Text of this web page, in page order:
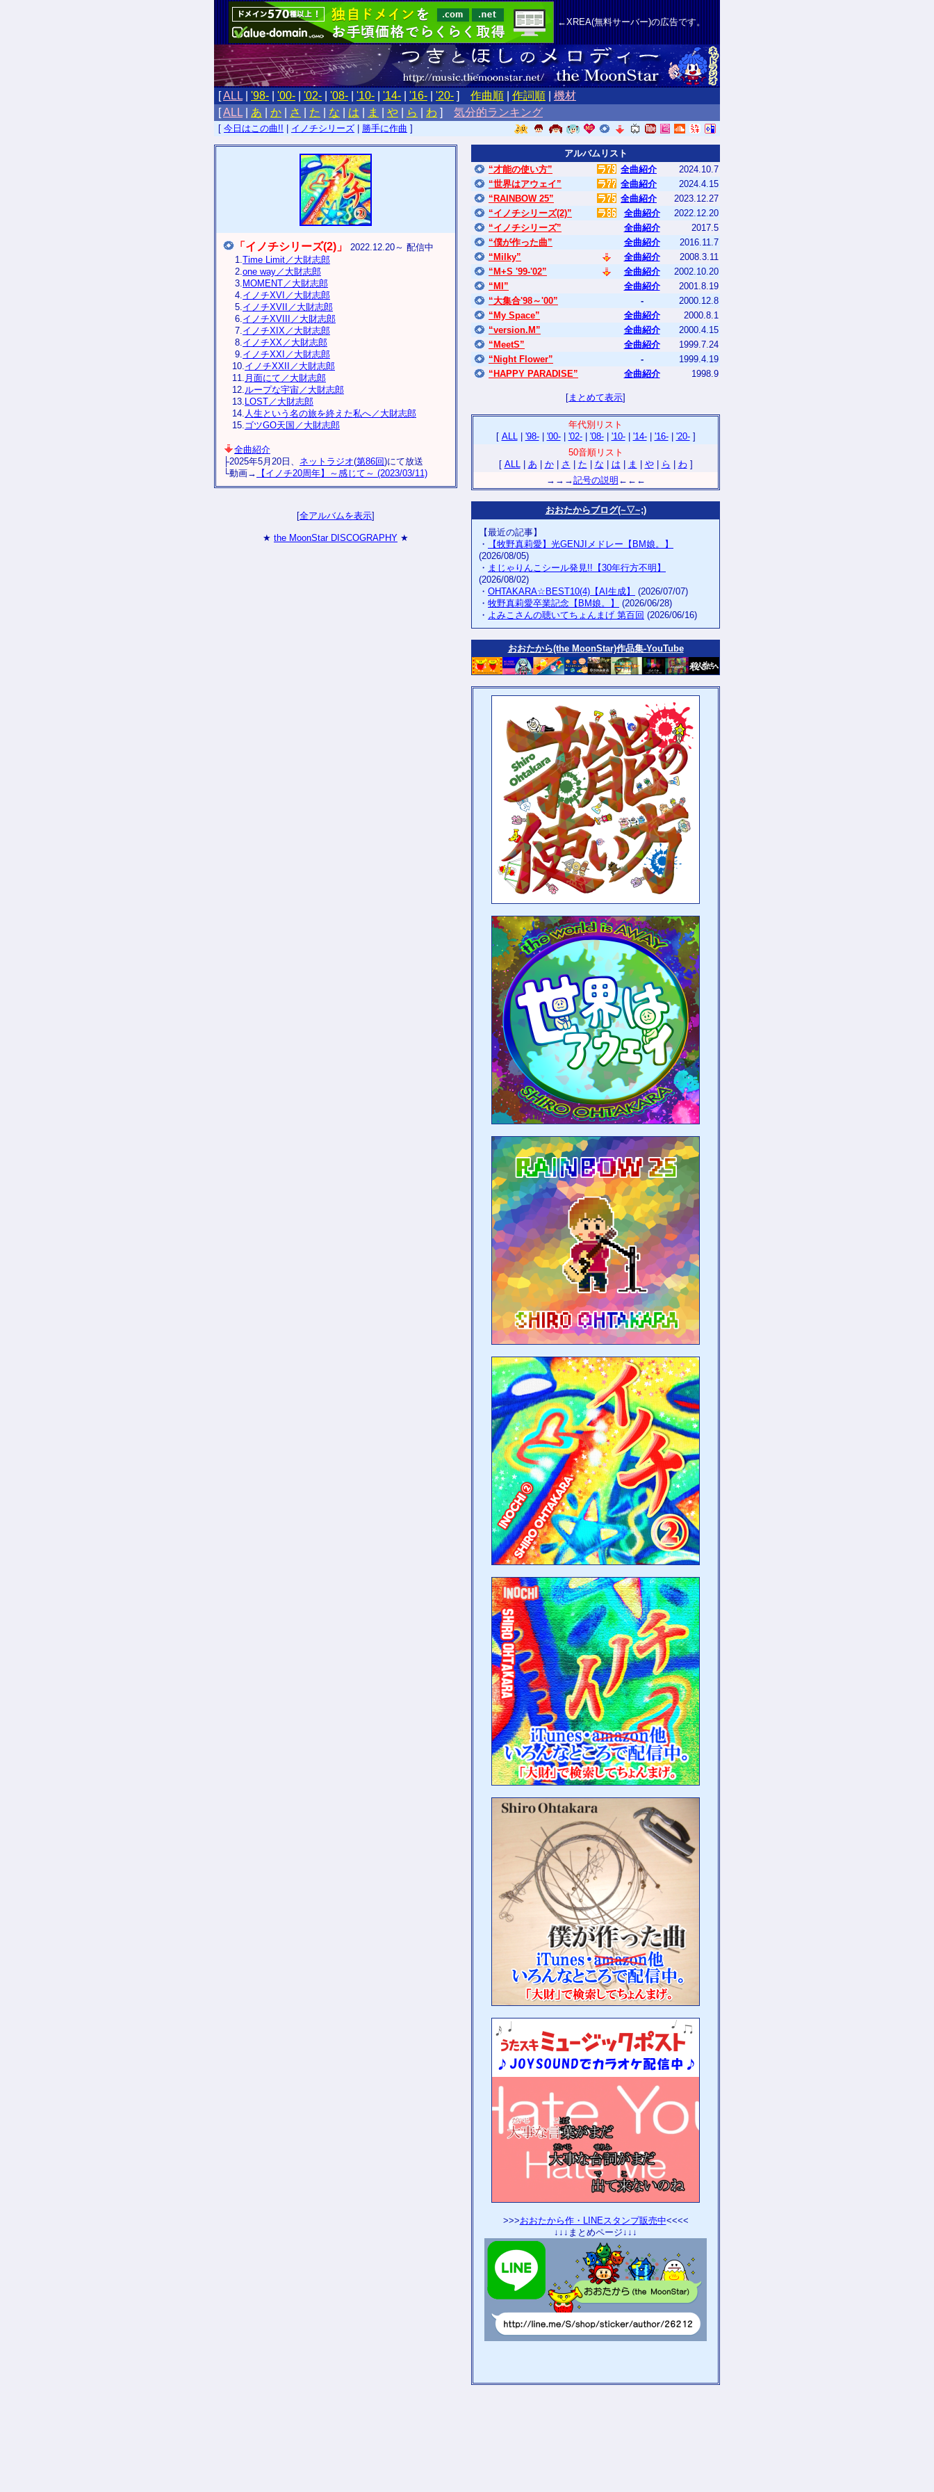
←XREA(無料サーバー)の広告です。
[ALL '98- '00- '02- '08- '10- '14- '16- '20- ] 作曲順 作詞順
機材
[ALL あ か さ た な は ま や ら わ ] 気分的ランキング
[ 今日はこの曲!! イノチシリーズ 勝手に作曲 ]
「イノチシリーズ(2)」
2022.12.20～ 配信中
1.Time Limit／大財志郎
2.one way／大財志郎
3. MOMENT／大財志郎
4.イノチXVI／大財志郎
5.イノチXVII／大財志郎
6.イノチXVIII／大財志郎
7.イノチXIX／大財志郎
8.イノチXX／大財志郎
9.イノチXXI／大財志郎
10.イノチXXII／大財志郎
11. 月面にて／大財志郎
12.ループな宇宙／大財志郎
13. LOST／大財志郎
14. 人生という名の旅を終えた私へ／大財志郎
15.ゴツGO天国／大財志郎
全曲紹介
├2025年5月20日、 ネットラジオ(第86回)にて放送
└動画→
【イノチ20周年】～感じて～ (2023/03/11)
[全アルバムを表示]
★ the MoonStar DISCOGRAPHY ★
アルバムリスト
“才能の使い方”
全曲紹介
2024.10.7
“世界はアウェイ”
全曲紹介
2024.4.15
“RAINBOW 25”
全曲紹介
2023.12.27
“イノチシリーズ(2)”
全曲紹介
2022.12.20
“イノチシリーズ”
全曲紹介
2017.5
“僕が作った曲”
全曲紹介
2016.11.7
“Milky”
全曲紹介
2008.3.11
“M+S '99-'02”
全曲紹介
2002.10.20
“MI”
全曲紹介
2001.8.19
“大集合'98～'00”
-
2000.12.8
“My Space”
全曲紹介
2000.8.1
“version.M”
全曲紹介
2000.4.15
“MeetS”
全曲紹介
1999.7.24
“Night Flower”
-
1999.4.19
“HAPPY PARADISE”
全曲紹介 1998.9
[まとめて表示]
年代別リスト
[ ALL| '98-| '00-| '02-| '08-| '10-| '14-| '16-| '20-]
50音順リスト
[ ALL| あ か| さ た な は ま や| ら わ]
→→→記号の説明 ←←←
おおたからブログ(~▽~;)
【最近の記事】
・
【牧野真莉愛】光GENJIメドレー【BM娘。】
(2026/08/05)
・ まじゃりんこシール発見!!【30年行方不明】
(2026/08/02)
・ OHTAKARA☆BEST10(4)【AI生成】
(2026/07/07)
・ 牧野真莉愛卒業記念【BM娘。】
(2026/06/28)
・ よみこさんの聴いてちょんまげ 第百回 (2026/06/16)
おおたから(the MoonStar)作品集‐YouTube
>>>おおたから作・LINEスタンプ販売中<<<<
↓↓↓まとめページ↓↓↓